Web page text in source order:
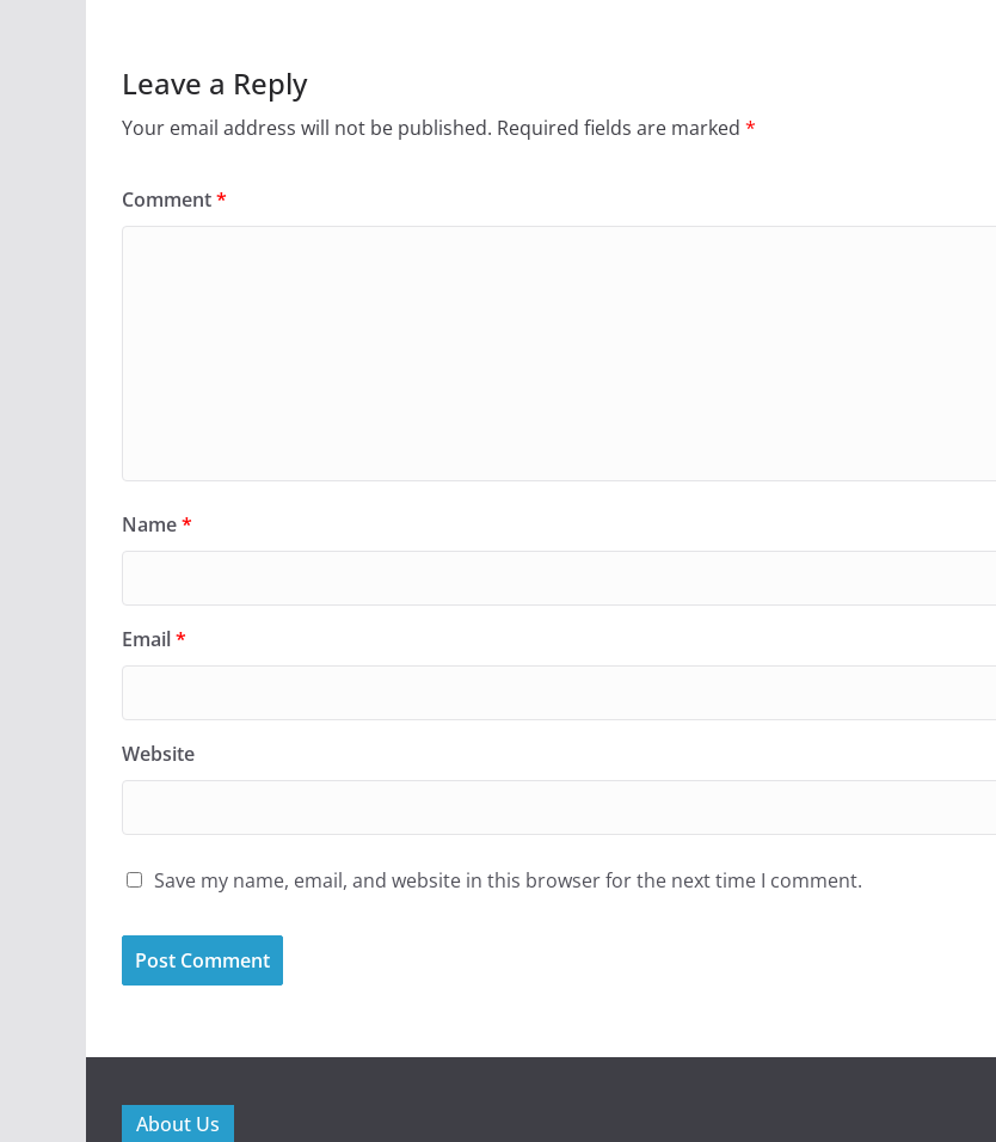
Leave a Reply
Your email address will not be published. Required fields are marked *
Comment*
Name*
Email*
Website
Save my name, email, and website in this browser for the next time I comment.
About Us